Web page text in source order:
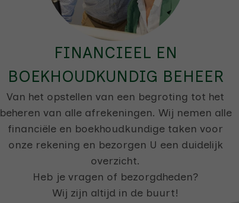
FINANCIEEL EN
BOEKHOUDKUNDIG BEHEER
Van het opstellen van een begroting tot het
beheren van alle afrekeningen. Wij nemen alle
financiële en boekhoudkundige taken voor
onze rekening en bezorgen U een duidelijk
overzicht.
Heb je vragen of bezorgdheden?
Wij zijn altijd in de buurt!